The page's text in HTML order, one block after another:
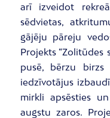
arī izveidot
sēdvietas,
gājēju pāreju
Projekts “Zolitūdes
pusē, bērzu birzs
iedzīvotājus
mirkli apsēsties
augstu zaros.